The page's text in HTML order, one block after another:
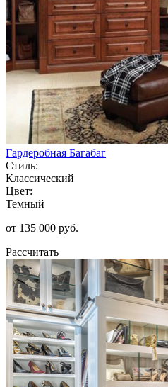
Гардеробная Багабаг
Стиль:
Классический
Цвет:
Темный
от 135 000 руб.
Рассчитать